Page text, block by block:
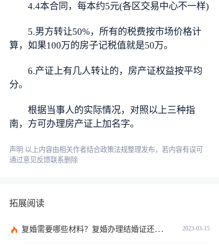
4.4本合同，每本约5元(各区交易中心不一样)
5.男方转让50%，所有的税费按市场价格计
算，如果100万的房子记税值就是50万。
6.产证上有几人转让的，房产证权益按平均
分。
根据当事人的实际情况，对照以上三种指
南，方可办理房产证上加名字。
声明:以上内容由相关作者结合政策法规整理发布，若内容有误可
通过意见反馈联系删除
拓展阅读
2023-03-15
复婚需要哪些材料？复婚办理结婚证还需要婚检吗？